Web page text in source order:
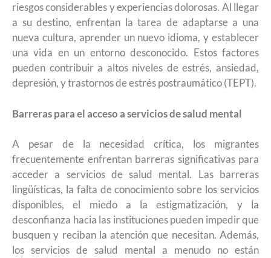
riesgos considerables y experiencias dolorosas. Al llegar
a su destino, enfrentan la tarea de adaptarse a una
nueva cultura, aprender un nuevo idioma, y establecer
una vida en un entorno desconocido. Estos factores
pueden contribuir a altos niveles de estrés, ansiedad,
depresión, y trastornos de estrés postraumático (TEPT).
Barreras para el acceso a servicios de salud mental
A pesar de la necesidad crítica, los migrantes
frecuentemente enfrentan barreras significativas para
acceder a servicios de salud mental. Las barreras
lingüísticas, la falta de conocimiento sobre los servicios
disponibles, el miedo a la estigmatización, y la
desconfianza hacia las instituciones pueden impedir que
busquen y reciban la atención que necesitan. Además,
los servicios de salud mental a menudo no están